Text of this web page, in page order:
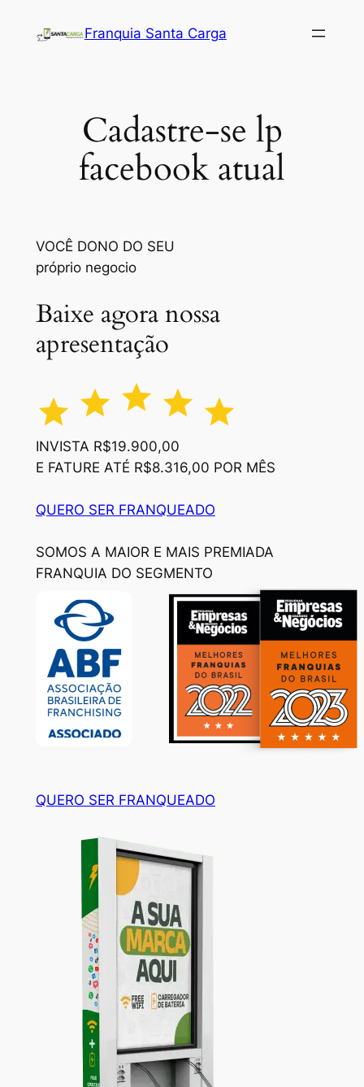
Franquia Santa Carga
Cadastre-se lp
facebook atual
VOCÊ DONO DO SEU
próprio negocio
Baixe agora nossa
apresentação
INVISTA R$19.900,00
E FATURE ATÉ R$8.316,00 POR MÊS
QUERO SER FRANQUEADO
SOMOS A MAIOR E MAIS PREMIADA
FRANQUIA DO SEGMENTO
QUERO SER FRANQUEADO